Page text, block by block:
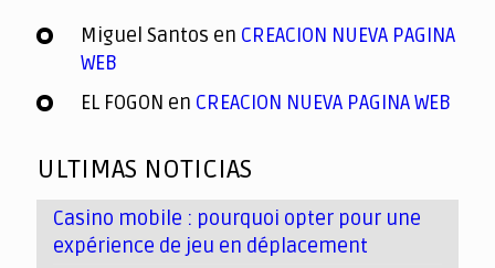
Miguel Santos en CREACION NUEVA PAGINA
WEB
EL FOGON en CREACION NUEVA PAGINA WEB
ULTIMAS NOTICIAS
Casino mobile : pourquoi opter pour une
expérience de jeu en déplacement